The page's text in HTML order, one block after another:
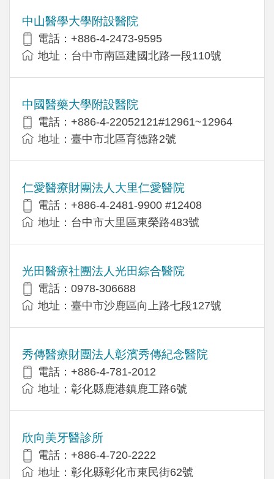
中山醫學大學附設醫院
電話：+886-4-2473-9595
地址：台中市南區建國北路一段110號
中國醫藥大學附設醫院
電話：+886-4-22052121#12961~12964
地址：臺中市北區育德路2號
仁愛醫療財團法人大里仁愛醫院
電話：+886-4-2481-9900 #12408
地址：台中市大里區東榮路483號
光田醫療社團法人光田綜合醫院
電話：0978-306688
地址：臺中市沙鹿區向上路七段127號
秀傳醫療財團法人彰濱秀傳紀念醫院
電話：+886-4-781-2012
地址：彰化縣鹿港鎮鹿工路6號
欣向美牙醫診所
電話：+886-4-720-2222
地址：彰化縣彰化市東民街62號